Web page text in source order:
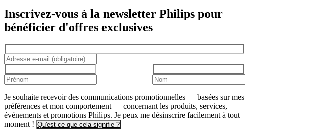
Inscrivez-vous à la newsletter Philips pour
bénéficier d'offres exclusives
Je souhaite recevoir des communications promotionnelles — basées sur mes
préférences et mon comportement — concernant les produits, services,
événements et promotions Philips. Je peux me désinscrire facilement à tout
moment ! Qu'est-ce que cela signifie ?